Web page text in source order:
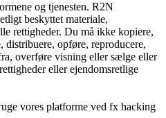
og tjenesten. R2N
beskyttet materiale,
rettigheder. Du må ikke kopiere,
opføre, reproducere,
overføre visning eller sælge eller
eller ejendomsretlige
vores platforme ved fx hacking